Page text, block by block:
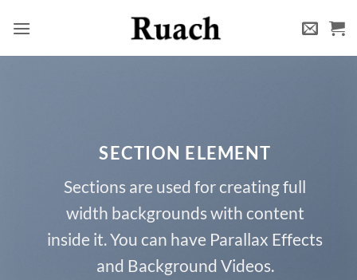
Inhalt
SECTION ELEMENT
Sections are used for creating full
width backgrounds with content
inside it. You can have Parallax Effects
and Background Videos.